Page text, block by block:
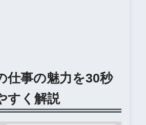
仕事の魅力を30秒
すく解説